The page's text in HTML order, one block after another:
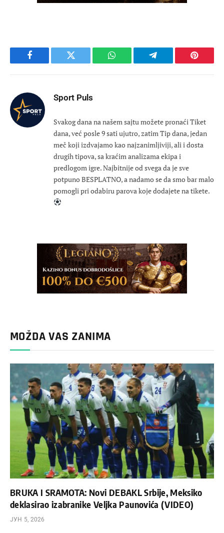
Facebook Twitter WhatsApp Telegram
Sport Puls
Svakog dana na našem sajtu možete pronaći Tiket
dana, već posle 9 sati ujutro, zatim Tip dana, jedan
meč koji izdvajamo kao najzanimljiviji, ali i dosta
drugih tipova, sa kraćim analizama ekipa i
predlogom igre. Najbitnije od svega da je sve
potpuno BESPLATNO, a nadamo se da smo bar malo
pomogli pri odabiru parova koje dodajete na tikete.
MOŽDA VAS ZANIMA
BRUKA I SRAMOTA: Novi DEBAKL Srbije, Meksiko
deklasirao izabranike Veljka Paunovića (VIDEO)
ЈУН 5, 2026